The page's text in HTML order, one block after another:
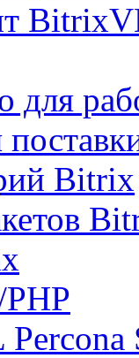
для
Bitrix